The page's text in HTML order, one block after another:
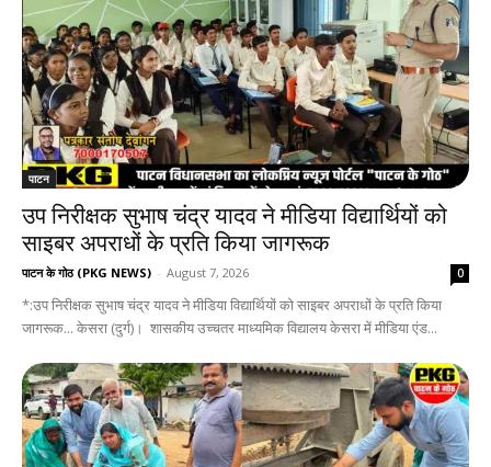
पाटन
उप निरीक्षक सुभाष चंद्र यादव ने मीडिया विद्यार्थियों को
साइबर अपराधों के प्रति किया जागरूक
पाटन के गोठ (PKG NEWS) - August 7, 2026 0
*:उप निरीक्षक सुभाष चंद्र यादव ने मीडिया विद्यार्थियों को साइबर अपराधों के प्रति किया
जागरूक... केसरा (दुर्ग)। शासकीय उच्चतर माध्यमिक विद्यालय केसरा में मीडिया एंड...